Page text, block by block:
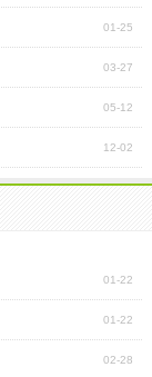
01-25
03-27
05-12
12-02
01-22
01-22
02-28